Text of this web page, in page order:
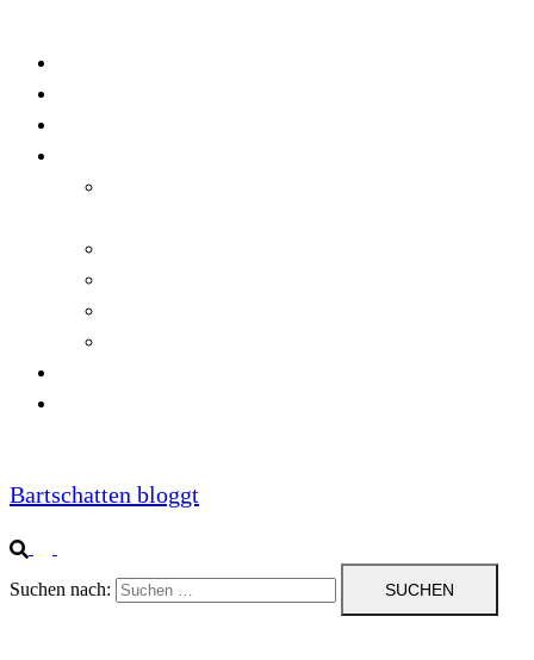
Bartschatten bloggt
Suchen nach: